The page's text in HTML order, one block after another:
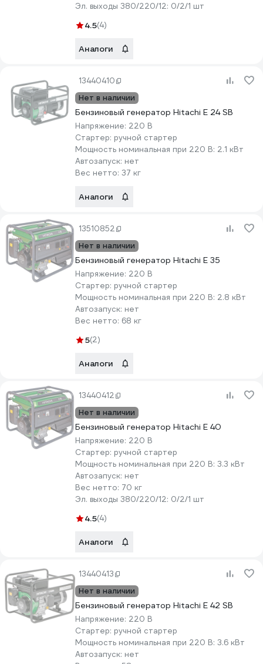
Эл. выходы 380/220/12: 0/2/1 шт
4.5(4)
Аналоги
13440410
Нет в наличии
Бензиновый генератор Hitachi E 24 SB
Напряжение: 220 В
Стартер: ручной стартер
Мощность номинальная при 220 В: 2.1 кВт
Автозапуск: нет
Вес нетто: 37 кг
Аналоги
13510852
Нет в наличии
Бензиновый генератор Hitachi E 35
Напряжение: 220 В
Стартер: ручной стартер
Мощность номинальная при 220 В: 2.8 кВт
Автозапуск: нет
Вес нетто: 68 кг
5(2)
Аналоги
13440412
Нет в наличии
Бензиновый генератор Hitachi E 40
Напряжение: 220 В
Стартер: ручной стартер
Мощность номинальная при 220 В: 3.3 кВт
Автозапуск: нет
Вес нетто: 70 кг
Эл. выходы 380/220/12: 0/2/1 шт
4.5(4)
Аналоги
13440413
Нет в наличии
Бензиновый генератор Hitachi E 42 SB
Напряжение: 220 В
Стартер: ручной стартер
Мощность номинальная при 220 В: 3.6 кВт
Автозапуск: нет